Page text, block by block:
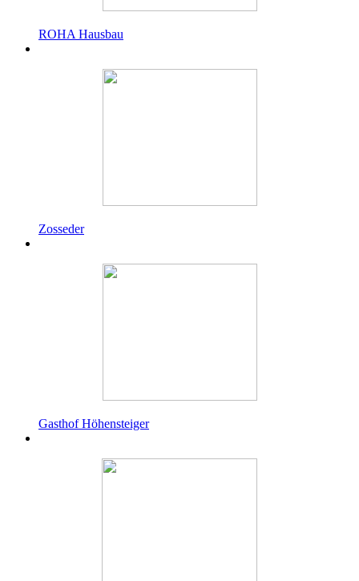
ROHA Hausbau
Zosseder
Gasthof Höhensteiger